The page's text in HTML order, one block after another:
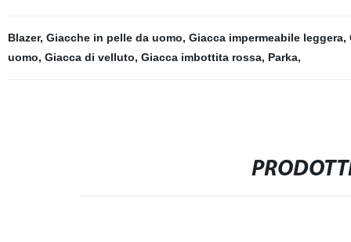
Blazer, Giacche in pelle da uomo, Giacca impermeabile leggera,
uomo, Giacca di velluto, Giacca imbottita rossa, Parka,